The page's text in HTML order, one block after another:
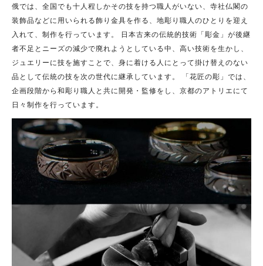
俄では、全国でも十人程しかその技を持つ職人がいない、寺社仏閣の
装飾品などに用いられる飾り金具を作る、地彫り職人のひとりを迎え
入れて、制作を行っています。 日本古来の伝統的技術「彫金」が後継
者不足とニーズの減少で廃れようとしている中、高い技術を生かし、
ジュエリーに技を施すことで、身に着ける人にとって掛け替えのない
品として伝統の技を次の世代に継承しています。 「花匠の彫」では、
企画段階から和彫り職人と共に開発・監修をし、京都のアトリエにて
日々制作を行っています。